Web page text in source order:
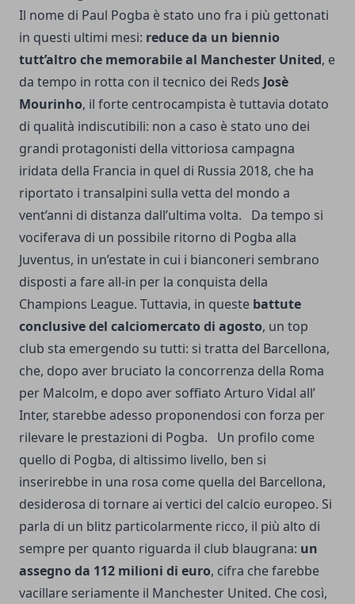
Il nome di Paul Pogba è stato uno fra i più gettonati
in questi ultimi mesi: reduce da un biennio
tutt’altro che memorabile al Manchester United, e
da tempo in rotta con il tecnico dei Reds Josè
Mourinho, il forte centrocampista è tuttavia dotato
di qualità indiscutibili: non a caso è stato uno dei
grandi protagonisti della vittoriosa campagna
iridata della Francia in quel di Russia 2018, che ha
riportato i transalpini sulla vetta del mondo a
vent’anni di distanza dall’ultima volta. Da tempo si
vociferava di un possibile ritorno di Pogba alla
Juventus, in un’estate in cui i bianconeri sembrano
disposti a fare all-in per la conquista della
Champions League. Tuttavia, in queste battute
conclusive del calciomercato di agosto, un top
club sta emergendo su tutti: si tratta del Barcellona,
che, dopo aver bruciato la concorrenza della Roma
per Malcolm, e dopo aver soffiato Arturo Vidal all’
Inter, starebbe adesso proponendosi con forza per
rilevare le prestazioni di Pogba. Un profilo come
quello di Pogba, di altissimo livello, ben si
inserirebbe in una rosa come quella del Barcellona,
desiderosa di tornare ai vertici del calcio europeo. Si
parla di un blitz particolarmente ricco, il più alto di
sempre per quanto riguarda il club blaugrana: un
assegno da 112 milioni di euro, cifra che farebbe
vacillare seriamente il Manchester United. Che così,